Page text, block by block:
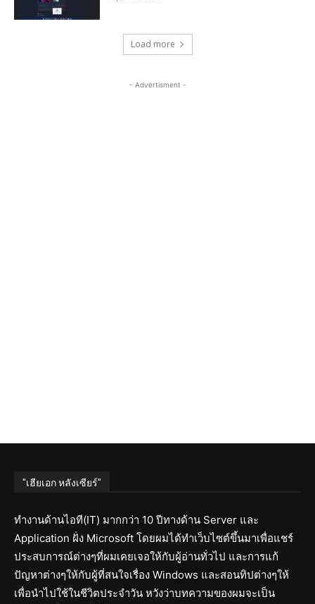
Load more
- Advertisment -
"เฮียเอก หลังเซียร์"
ทำงานด้านไอที(IT) มากกว่า 10 ปีทางด้าน Server และ
Application ฝั่ง Microsoft โดยผมได้ทำเว็บไซต์ขึ้นมาเพื่อแชร์
ประสบการณ์ต่างๆที่ผมเคยเจอให้กับผู้อ่านทั่วไป และการแก้
ปัญหาต่างๆให้กับผู้ที่สนใจเรื่อง Windows และสอนทิปต่างๆให้
เพื่อนำไปใช้ในชีวิตประจำวัน หวังว่าบทความของผมจะเป็น